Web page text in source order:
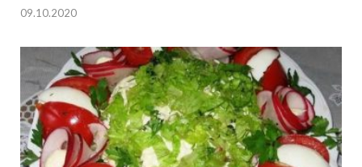
09.10.2020